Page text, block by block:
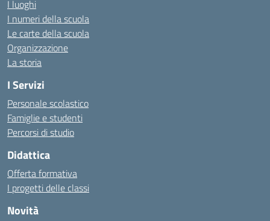
I luoghi
I numeri della scuola
Le carte della scuola
Organizzazione
La storia
I Servizi
Personale scolastico
Famiglie e studenti
Percorsi di studio
Didattica
Offerta formativa
I progetti delle classi
Novità